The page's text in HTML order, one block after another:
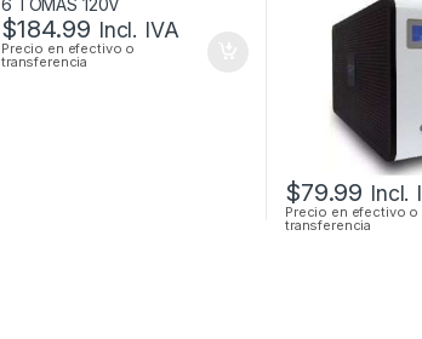
$184.99 Incl. IVA
Precio en efectivo o
transferencia
$79.99 Incl.
Precio en efectivo o
transferencia